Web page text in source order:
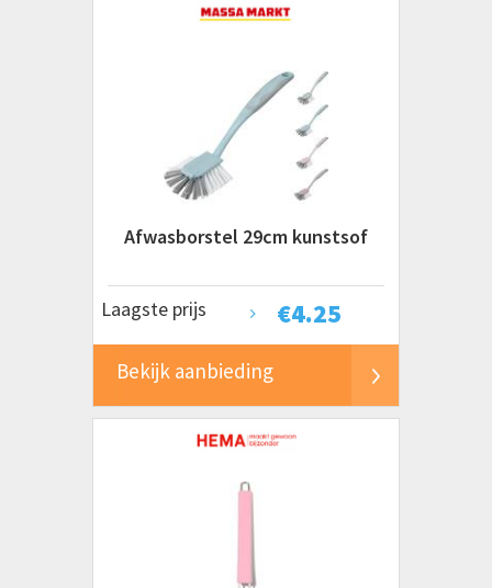
Afwasborstel 29cm kunstsof
€4.25
Laagste prijs
Bekijk aanbieding